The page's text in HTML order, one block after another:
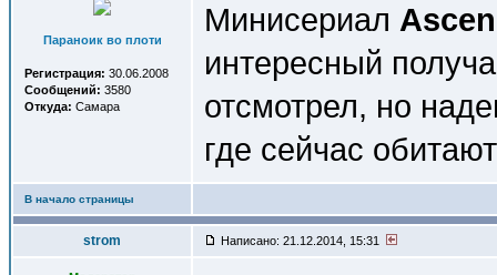
Параноик во плоти
Регистрация: 30.06.2008
Сообщений: 3580
Откуда: Самара
Минисериал
интересный
отсмотрел, но
где сейчас
В начало страницы
strom Написано: 21.12.2014, 15:31